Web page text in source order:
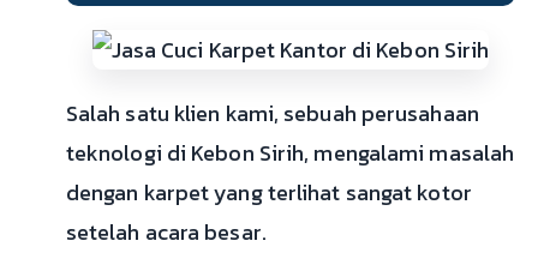
Salah satu klien kami, sebuah perusahaan
teknologi di Kebon Sirih, mengalami masalah
dengan karpet yang terlihat sangat kotor
setelah acara besar.